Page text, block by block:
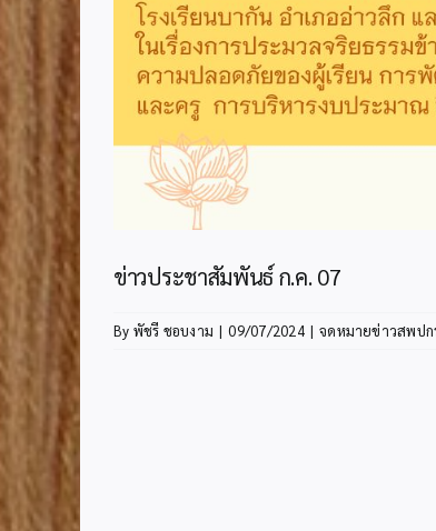
ข่าวประชาสัมพันธ์ ก.ค. 07
By พัชรี ชอบงาม | 09/07/2024 | จดหมายข่าวสพปก